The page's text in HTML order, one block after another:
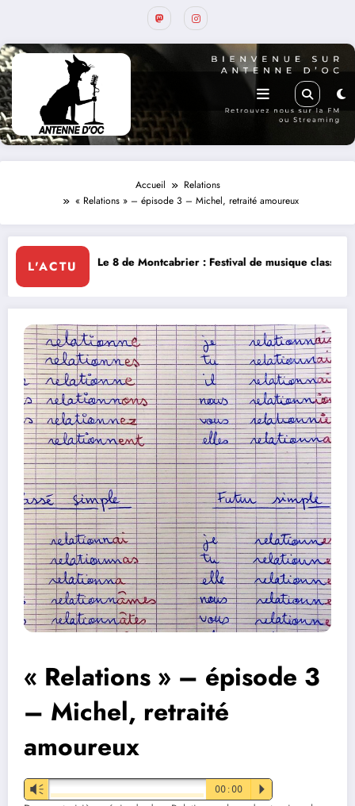
Accueil
Relations
« Relations » – épisode 3 – Michel, retraité amoureux
L'ACTU: Festival de musique classique le 8 et 9 août La
« Relations » – épisode 3
– Michel, retraité
amoureux
Vm 00:00 P